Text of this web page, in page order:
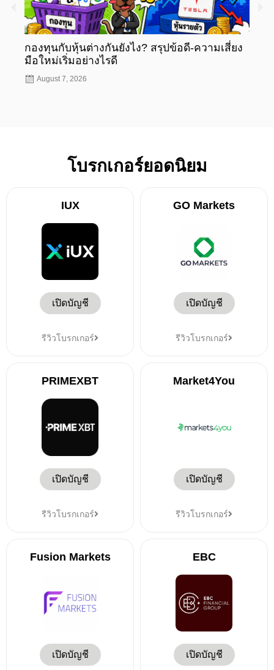
กองทุนกับหุ้นต่างกันยังไง? สรุปข้อดี-ความเสี่ยง
มือใหม่เริ่มอย่างไรดี
August 7, 2026
โบรกเกอร์ยอดนิยม
IUX
เปิดบัญชี
รีวิวโบรกเกอร์
GO Markets
เปิดบัญชี
รีวิวโบรกเกอร์
PRIMEXBT
เปิดบัญชี
รีวิวโบรกเกอร์
Market4You
เปิดบัญชี
รีวิวโบรกเกอร์
Fusion Markets
เปิดบัญชี
EBC
เปิดบัญชี